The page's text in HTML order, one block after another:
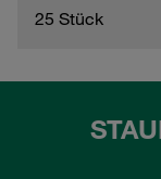
25 Stück